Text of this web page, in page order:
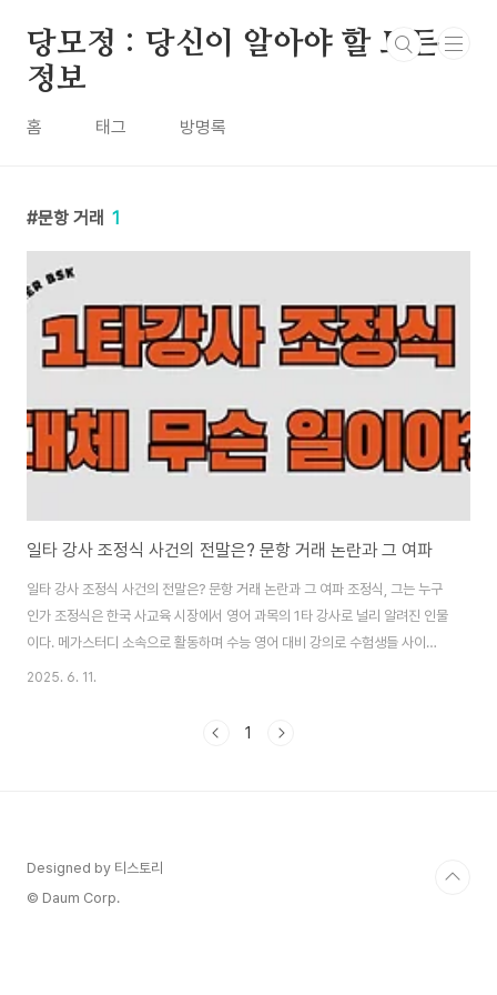
당모정 : 당신이 알아야 할 모든
정보
홈 태그 방명록
문항 거래 1
일타 강사 조정식 사건의 전말은? 문항 거래 논란과 그 여파
일타 강사 조정식 사건의 전말은? 문항 거래 논란과 그 여파 조정식, 그는 누구
인가 조정식은 한국 사교육 시장에서 영어 과목의 1타 강사로 널리 알려진 인물
이다. 메가스터디 소속으로 활동하며 수능 영어 대비 강의로 수험생들 사이에
서 큰 인기를 끌었다. 그의 강의는 명쾌한 설명과 학생 친화적인 접근으로 유명
수적인 존재로 자리 잡았다. 조정식은 단순한 강사를 넘어 수험생들에게 학습
2025. 6. 11.
1
Designed by 티스토리
© Daum Corp.